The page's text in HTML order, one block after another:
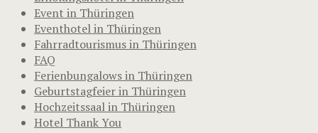
Event in Thüringen
Eventhotel in Thüringen
Fahrradtourismus in Thüringen
FAQ
Ferienbungalows in Thüringen
Geburtstagfeier in Thüringen
Hochzeitssaal in Thüringen
Hotel Thank You